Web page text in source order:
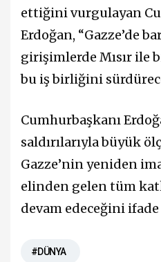
ettiğini vurgulayan
Erdoğan, “Gazze’de
girişimlerde Mısır ile
bu iş birliğini
Cumhurbaşkanı
saldırılarıyla büyük
Gazze’nin yeniden
elinden gelen tüm
devam edeceğini
#DÜNYA